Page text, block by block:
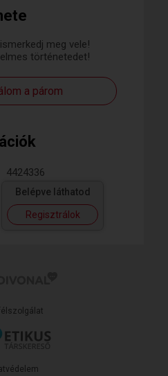
meg vele!
történetedet!
a párom
4424336
Belépve láthatod
Regisztrálok